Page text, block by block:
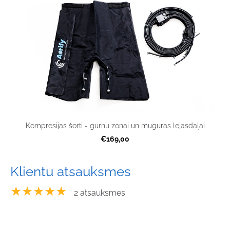
Kompresijas šorti - gurnu zonai un muguras lejasdaļai
€169,00
Klientu atsauksmes
★★★★★
2 atsauksmes